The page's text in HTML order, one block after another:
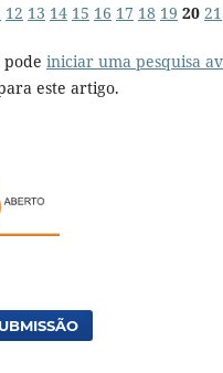
12 13 14 15 16 17 18 19 20 21
pode iniciar uma pesquisa
este artigo.